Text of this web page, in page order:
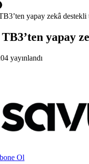
yapay zekâ
yapay
yayınlandı
Ol